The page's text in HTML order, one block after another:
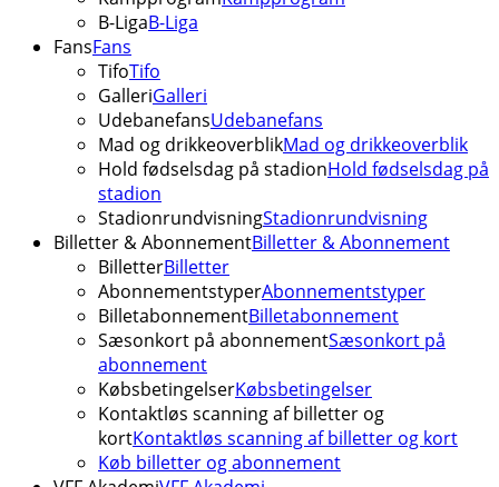
B-LigaB-Liga
FansFans
TifoTifo
GalleriGalleri
UdebanefansUdebanefans
Mad og drikkeoverblikMad og drikkeoverblik
Hold fødselsdag på stadionHold fødselsdag på
stadion
StadionrundvisningStadionrundvisning
Billetter & AbonnementBilletter & Abonnement
BilletterBilletter
AbonnementstyperAbonnementstyper
BilletabonnementBilletabonnement
Sæsonkort på abonnementSæsonkort på
abonnement
KøbsbetingelserKøbsbetingelser
Kontaktløs scanning af billetter og
kortKontaktløs scanning af billetter og kort
Køb billetter og abonnement